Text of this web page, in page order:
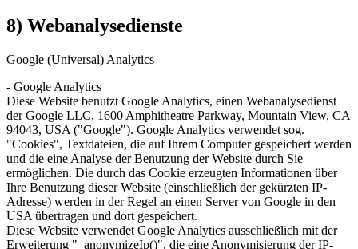
8) Webanalysedienste
Google (Universal) Analytics
- Google Analytics
Diese Website benutzt Google Analytics, einen Webanalysedienst
der Google LLC, 1600 Amphitheatre Parkway, Mountain View, CA
94043, USA ("Google"). Google Analytics verwendet sog.
"Cookies", Textdateien, die auf Ihrem Computer gespeichert werden
und die eine Analyse der Benutzung der Website durch Sie
ermöglichen. Die durch das Cookie erzeugten Informationen über
Ihre Benutzung dieser Website (einschließlich der gekürzten IP-
Adresse) werden in der Regel an einen Server von Google in den
USA übertragen und dort gespeichert.
Diese Website verwendet Google Analytics ausschließlich mit der
Erweiterung "_anonymizeIp()", die eine Anonymisierung der IP-